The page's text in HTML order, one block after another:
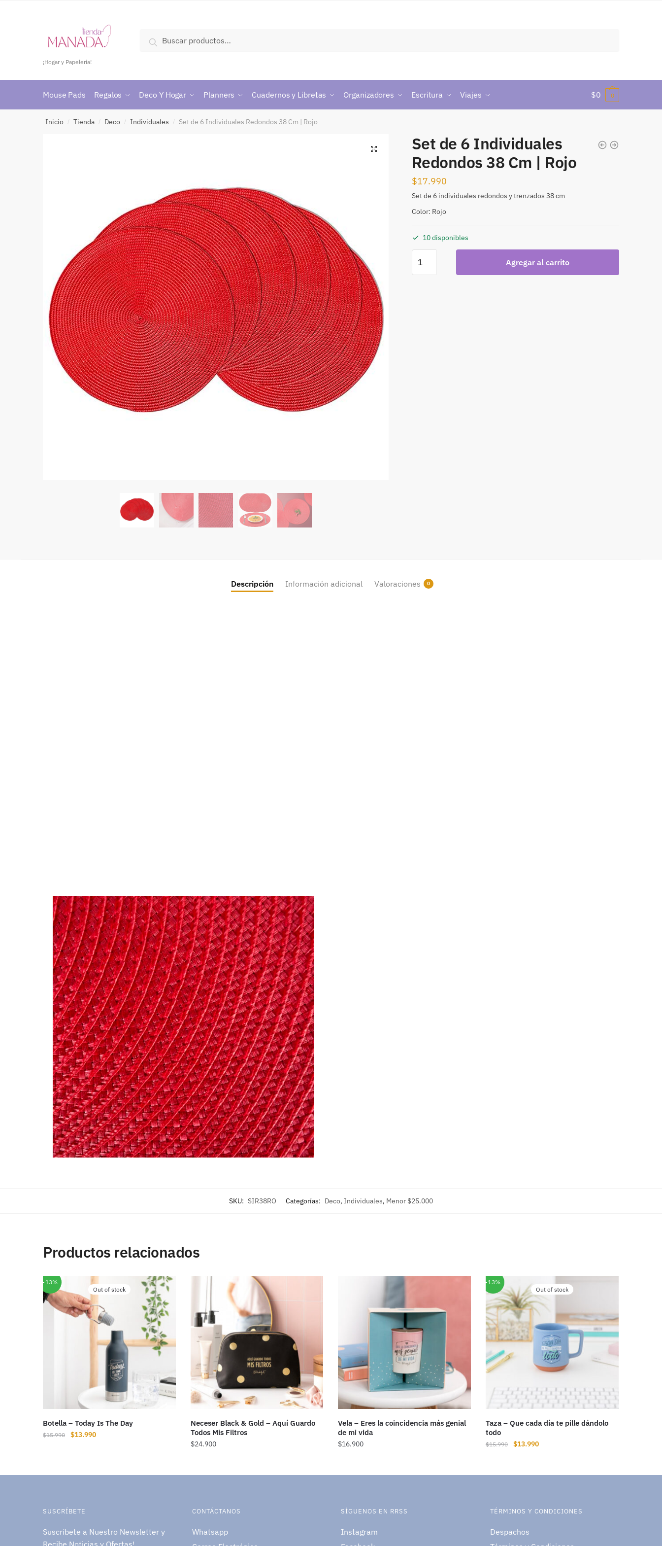
¡Hogar y Papelería!
Buscar
Mouse Pads Regalos Deco Y Hogar Planners Cuadernos y Libretas Organizadores Escritura Viajes $0 0
Inicio / Tienda / Deco / Individuales / Set de 6 Individuales Redondos 38 Cm | Rojo
🔍
Set de 6 Individuales
Redondos 38 Cm | Rojo
$17.990
Set de 6 individuales redondos y trenzados 38 cm
Color: Rojo
10 disponibles
Agregar al carrito
Descripción Información adicional Valoraciones 0
SKU: SIR38RO Categorías: Deco, Individuales, Menor $25.000
Productos relacionados
-13%
Out of stock
Botella – Today Is The Day
$15.990 $13.990
Neceser Black & Gold – Aquí Guardo
Todos Mis Filtros
$24.900
Vela – Eres la coincidencia más genial
de mi vida
$16.900
-13%
Out of stock
Taza – Que cada día te pille dándolo
todo
$15.990 $13.990
SUSCRÍBETE
Suscríbete a Nuestro Newsletter y
Recibe Noticias y Ofertas!
CONTÁCTANOS
Whatsapp
SÍGUENOS EN RRSS
Instagram
TÉRMINOS Y CONDICIONES
Despachos